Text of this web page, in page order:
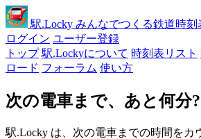
駅.Locky みんなでつくる鉄道時刻
ログイン ユーザー登録
トップ 駅.Lockyについて 時刻表リスト
ロード フォーラム 使い方
次の電車まで、あと何分?
駅.Locky は、次の電車までの時間をカ